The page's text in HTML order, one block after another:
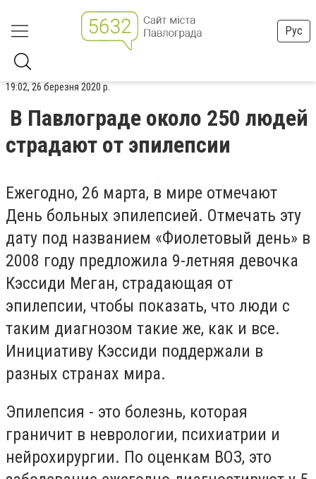
Рус
19:02, 26 березня 2020 р.
В Павлограде около 250 людей
страдают от эпилепсии
Ежегодно, 26 марта, в мире отмечают
День больных эпилепсией. Отмечать эту
дату под названием «Фиолетовый день» в
2008 году предложила 9-летняя девочка
Кэссиди Меган, страдающая от
эпилепсии, чтобы показать, что люди с
таким диагнозом такие же, как и все.
Инициативу Кэссиди поддержали в
разных странах мира.
Эпилепсия - это болезнь, которая
граничит в неврологии, психиатрии и
нейрохирургии. По оценкам ВОЗ, это